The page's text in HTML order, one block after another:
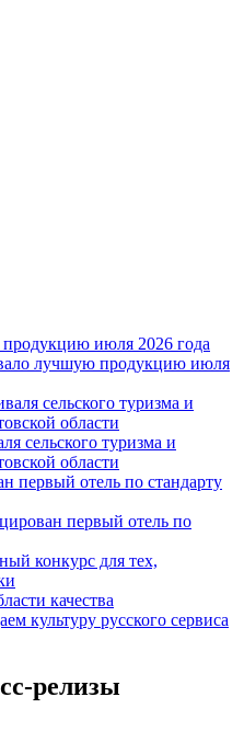
лучшую продукцию июля
сельского туризма и
области
первый отель по
конкурс для тех,
качества
культуру русского сервиса
релизы